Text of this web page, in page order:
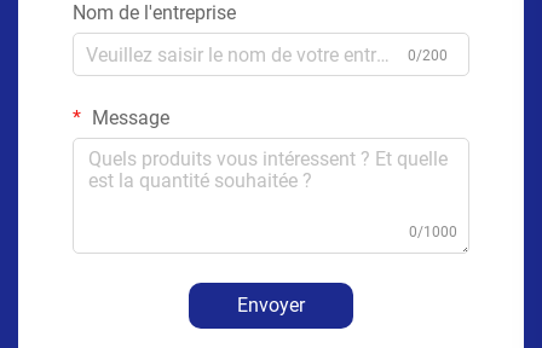
Nom de l'entreprise
0/200
Message
0/1000
Envoyer